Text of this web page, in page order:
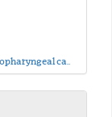
Association between oropharyngeal carcinomas and oncogenic papilloma-viruses